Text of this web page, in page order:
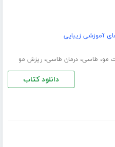
آموزشی زیبایی
مو، طاسی،درمان طاسی،ریزش مو
دانلود کتاب